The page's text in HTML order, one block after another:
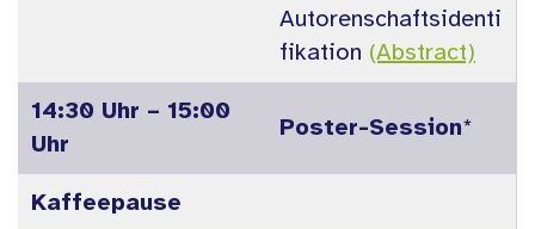
Autorenschaftsidenti
fikation (Abstract)
14:30 Uhr – 15:00
Uhr
Poster-Session*
Kaffeepause